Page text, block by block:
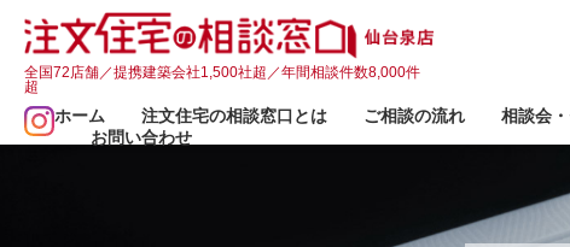
全国72店舗／提携建築会社1,500社超／年間相談件数8,000件
超
ホーム 注文住宅の相談窓口とは ご相談の流れ 相談会
お問い合わせ